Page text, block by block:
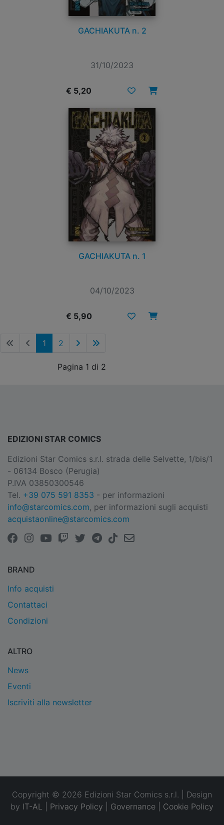
GACHIAKUTA n. 2
31/10/2023
€ 5,20
GACHIAKUTA n. 1
04/10/2023
€ 5,90
1 2
Pagina 1 di 2
EDIZIONI STAR COMICS
Edizioni Star Comics s.r.l. strada delle Selvette, 1/bis/1
- 06134 Bosco (Perugia)
P.IVA 03850300546
Tel. +39 075 591 8353 - per informazioni
info@starcomics.com, per informazioni sugli acquisti
acquistaonline@starcomics.com
BRAND
Info acquisti
Contattaci
Condizioni
ALTRO
News
Eventi
Iscriviti alla newsletter
Copyright © 2026 Edizioni Star Comics s.r.l. | Design
by IT-AL Privacy Policy Governance Cookie Policy